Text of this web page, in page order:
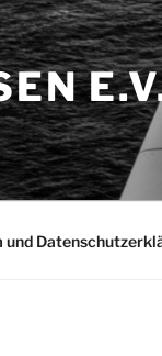
E.V.
und